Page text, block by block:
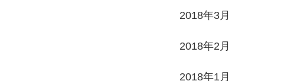
2018年3月
2018年2月
2018年1月